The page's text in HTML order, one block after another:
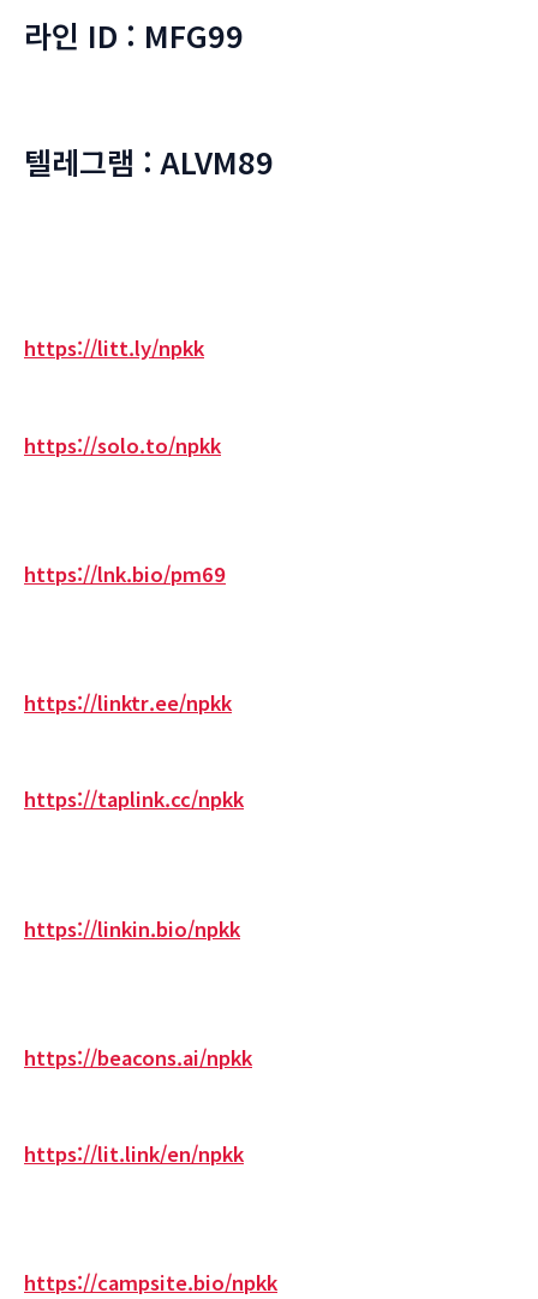
라인 ID : MFG99
텔레그램 : ALVM89
https://litt.ly/npkk
https://solo.to/npkk
https://lnk.bio/pm69
https://linktr.ee/npkk
https://taplink.cc/npkk
https://linkin.bio/npkk
https://beacons.ai/npkk
https://lit.link/en/npkk
https://campsite.bio/npkk